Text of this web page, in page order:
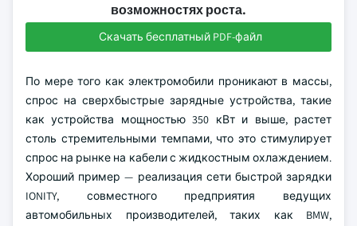
возможностях роста.
Скачать бесплатный PDF-файл
По мере того как электромобили проникают в массы,
спрос на сверхбыстрые зарядные устройства, такие
как устройства мощностью 350 кВт и выше, растет
столь стремительными темпами, что это стимулирует
спрос на рынке на кабели с жидкостным охлаждением.
Хороший пример — реализация сети быстрой зарядки
IONITY, совместного предприятия ведущих
автомобильных производителей, таких как BMW,